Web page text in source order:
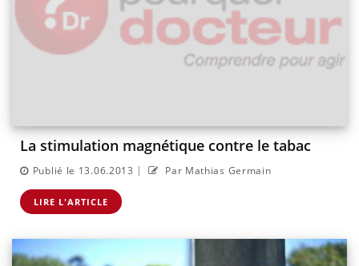
La stimulation magnétique contre le tabac
Publié le 13.06.2013 | Par Mathias Germain
LIRE L'ARTICLE